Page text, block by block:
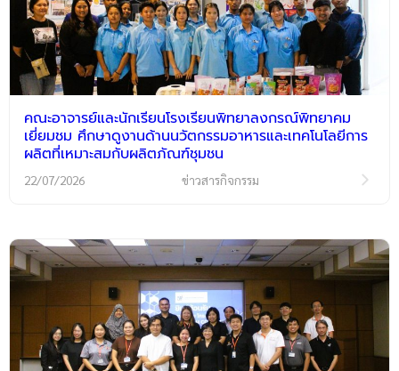
คณะอาจารย์และนักเรียนโรงเรียนพิทยาลงกรณ์พิทยาคม
เยี่ยมชม ศึกษาดูงานด้านนวัตกรรมอาหารและเทคโนโลยีการ
ผลิตที่เหมาะสมกับผลิตภัณฑ์ชุมชน
22/07/2026 ข่าวสารกิจกรรม